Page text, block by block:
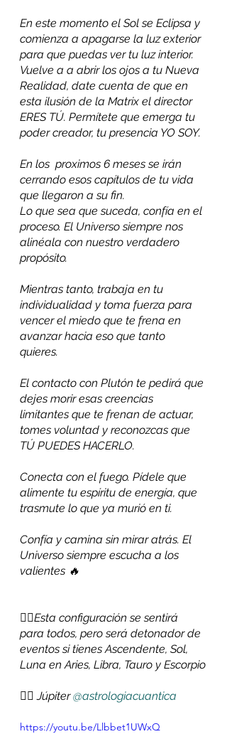
En este momento el Sol se Eclipsa y
comienza a apagarse la luz exterior
para que puedas ver tu luz interior.
Vuelve a a abrir los ojos a tu Nueva
Realidad, date cuenta de que en
esta ilusión de la Matrix el director
ERES TÚ. Permítete que emerga tu
poder creador, tu presencia YO SOY.
En los  proximos 6 meses se irán
cerrando esos capítulos de tu vida
que llegaron a su fin.
Lo que sea que suceda, confía en el
proceso. El Universo siempre nos
alinéala con nuestro verdadero
propósito.
Mientras tanto, trabaja en tu
individualidad y toma fuerza para
vencer el miedo que te frena en
avanzar hacia eso que tanto
quieres.
El contacto con Plutón te pedirá que
dejes morir esas creencias
limitantes que te frenan de actuar,
tomes voluntad y reconozcas que
TÚ PUEDES HACERLO.
Conecta con el fuego. Pídele que
alimente tu espíritu de energía, que
trasmute lo que ya murió en ti.
Confía y camina sin mirar atrás. El
Universo siempre escucha a los
valientes 🔥
👉🏻Esta configuración se sentirá
para todos, pero será detonador de
eventos si tienes Ascendente, Sol,
Luna en Aries, Libra, Tauro y Escorpio
✍🏻 Júpiter @astrologiacuantica
https://youtu.be/Llbbet1UWxQ